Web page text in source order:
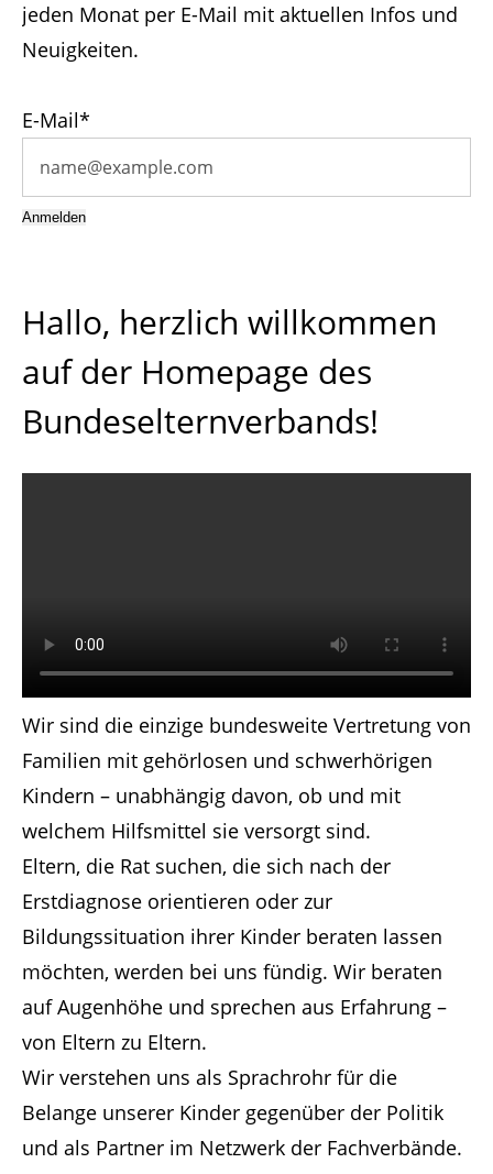
Lorem ipsum dolor sit amet:
24h
Get in touch
Cybersteel Inc.
376-293 City Road, Suite 600
San Francisco, CA 94102
About us
Lorem ipsum dolor sit amet, consectetuer
adipiscing elit.
Aenean commodo ligula eget dolor. Aenean
massa. Cum sociis natoque penatibus et
magnis dis parturient montes, nascetur
ridiculus mus. Donec quam felis, ultricies nec.
jeden Monat per E-Mail mit aktuellen Infos und
Neuigkeiten.
E-Mail*
Anmelden
Hallo, herzlich willkommen
auf der Homepage des
Bundeselternverbands!
Wir sind die einzige bundesweite Vertretung von
Familien mit gehörlosen und schwerhörigen
Kindern – unabhängig davon, ob und mit
welchem Hilfsmittel sie versorgt sind.
Eltern, die Rat suchen, die sich nach der
Erstdiagnose orientieren oder zur
Bildungssituation ihrer Kinder beraten lassen
möchten, werden bei uns fündig. Wir beraten
auf Augenhöhe und sprechen aus Erfahrung –
von Eltern zu Eltern.
Wir verstehen uns als Sprachrohr für die
Belange unserer Kinder gegenüber der Politik
und als Partner im Netzwerk der Fachverbände.